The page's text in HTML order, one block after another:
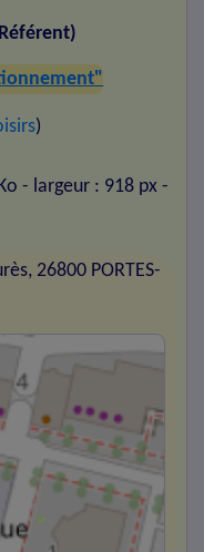
)
- largeur : 918 px -
26800 PORTES-